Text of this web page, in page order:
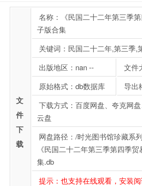
文
件
下
载
名称：《民国二十二年第三季
子版合集
关键词：民国二十二年,第三季,
出版地区：nan --
文件
原始格式：db数据库
导出
下载方式：百度网盘、夸克网
云盘
网盘路径：/时光图书馆珍藏系
《民国二十二年第三季第四季
集.db
提示：也支持在线观看，安装